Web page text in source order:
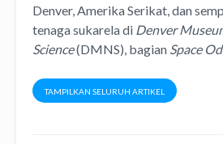
Denver, Amerika Serikat, dan
tenaga sukarela di Denver
Science(DMNS), bagian Space
TAMPILKAN SELURUH ARTIKEL